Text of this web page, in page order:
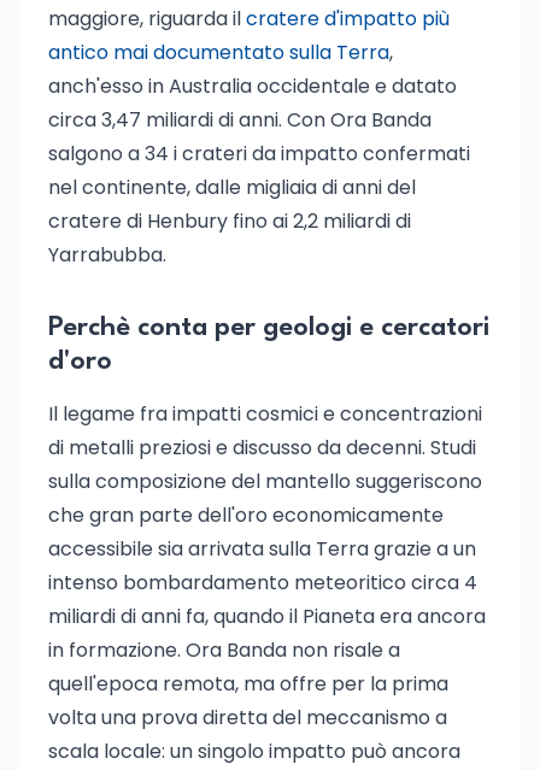
maggiore, riguarda ilcratere d'impatto più
antico mai documentato sulla Terra,
anch'esso in Australia occidentale e datato
circa 3,47 miliardi di anni. Con Ora Banda
salgono a 34 i crateri da impatto confermati
nel continente, dalle migliaia di anni del
cratere di Henbury fino ai 2,2 miliardi di
Yarrabubba.
Perchè conta per geologi e cercatori
d'oro
Il legame fra impatti cosmici e concentrazioni
di metalli preziosi e discusso da decenni. Studi
sulla composizione del mantello suggeriscono
che gran parte dell'oro economicamente
accessibile sia arrivata sulla Terra grazie a un
intenso bombardamento meteoritico circa 4
miliardi di anni fa, quando il Pianeta era ancora
in formazione. Ora Banda non risale a
quell'epoca remota, ma offre per la prima
volta una prova diretta del meccanismo a
scala locale: un singolo impatto può ancora